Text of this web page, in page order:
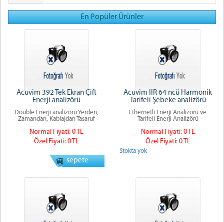
En Popüler Ürünler
Acuvim 392 Tek Ekran Çift
Enerji analizörü
Double Enerji analizörü Yerden,
Zamandan, Kablajdan Tasaruf
Normal Fiyati: 0 TL
Özel Fiyati: 0 TL
sepete
ekle
Acuvim IIR 64 ncü Harmonik
Tarifeli Şebeke analizörü
Ethernetli Enerji Analizörü ve
Tarifeli Enerji Analizörü
Normal Fiyati: 0 TL
Özel Fiyati: 0 TL
Stokta yok